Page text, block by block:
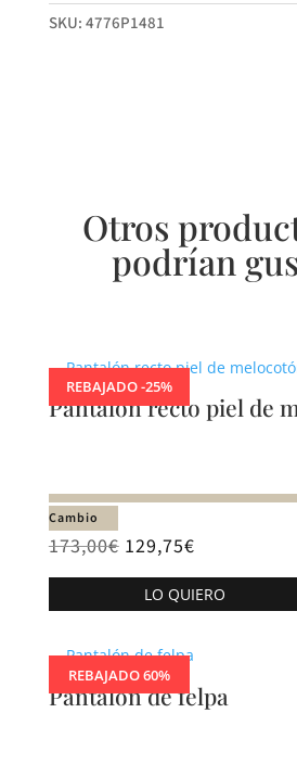
SKU: 4776P1481
Otros
podrían
REBAJADO -25%
Pantalón recto piel de
Cambio
173,00€ 129,75€
LO QUIERO
REBAJADO 60%
Pantalón de felpa